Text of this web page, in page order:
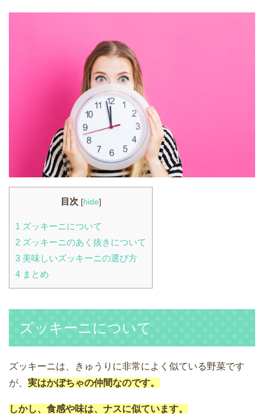
目次 [hide]
1 ズッキーニについて
2 ズッキーニのあく抜きについて
3 美味しいズッキーニの選び方
4 まとめ
ズッキーニについて
ズッキーニは、きゅうりに非常によく似ている野菜です
が、 実はかぼちゃの仲間なのです。
しかし、食感や味は、ナスに似ています。